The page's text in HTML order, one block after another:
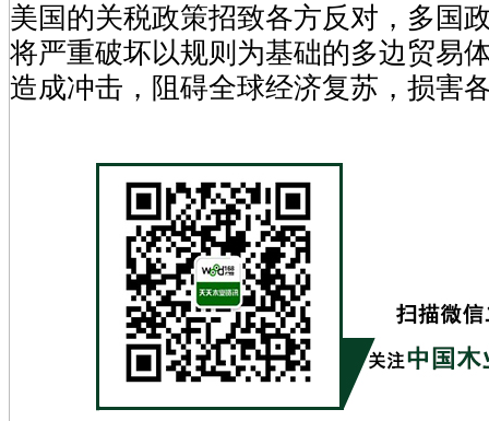
美国的关税政策招致各方反对，多国
将严重破坏以规则为基础的多边贸易
造成冲击，阻碍全球经济复苏，损害